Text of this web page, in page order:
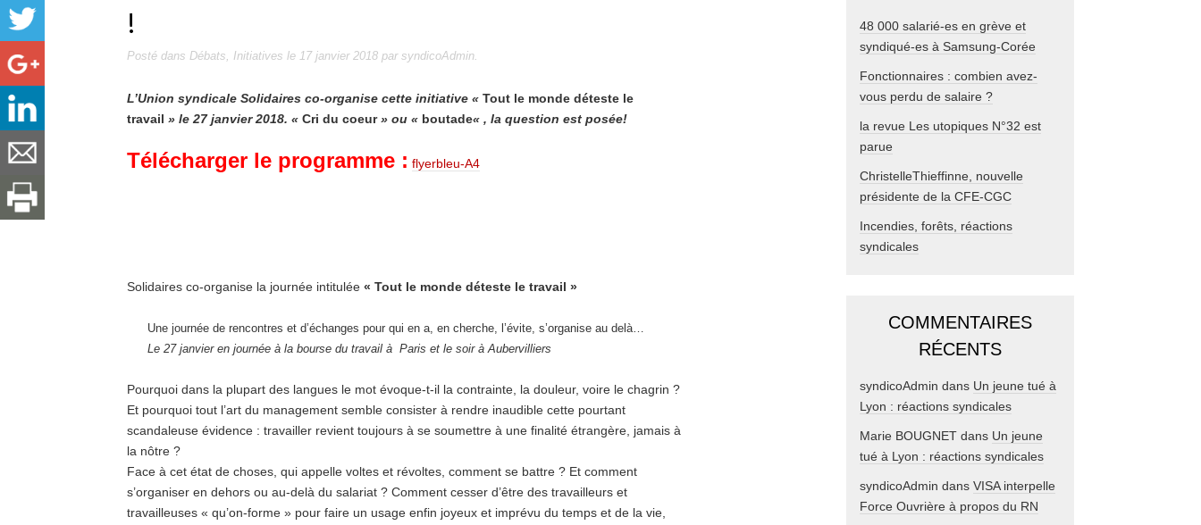
!
Posté dans Débats, Initiatives le 17 janvier 2018 par syndicoAdmin.
L’Union syndicale Solidaires co-organise cette initiative « Tout le monde déteste le
travail » le 27 janvier 2018. « Cri du coeur» ou « boutade« , la question est posée!
Télécharger le programme : flyerbleu-A4
Solidaires co-organise la journée intitulée « Tout le monde déteste le travail »
Une journée de rencontres et d’échanges pour qui en a, en cherche, l’évite, s’organise au delà…
Le 27 janvier en journée à la bourse du​ travail à Paris et le soir à Aubervilliers​
Pourquoi dans la plupart des langues le mot évoque-t-il la contrainte, la douleur, voire le chagrin ?
Et pourquoi tout l’art du management semble consister à rendre inaudible cette pourtant
scandaleuse évidence : travailler revient toujours à se soumettre à une finalité étrangère, jamais à
la nôtre ?
Face à cet état de choses, qui appelle voltes et révoltes, comment se battre ? Et comment
s’organiser en dehors ou au-delà du salariat ? Comment cesser d’être des travailleurs et
travailleuses « qu’on-forme » pour faire un usage enfin joyeux et imprévu du temps et de la vie,
48 000 salarié-es en grève et
syndiqué-es à Samsung-Corée
Fonctionnaires : combien avez-
vous perdu de salaire ?
la revue Les utopiques N°32 est
parue
ChristelleThieffinne, nouvelle
présidente de la CFE-CGC
Incendies, forêts, réactions
syndicales
COMMENTAIRES
RÉCENTS
syndicoAdmin dans Un jeune tué à
Lyon : réactions syndicales
Marie BOUGNET dans Un jeune
tué à Lyon : réactions syndicales
syndicoAdmin dans VISA interpelle
Force Ouvrière à propos du RN